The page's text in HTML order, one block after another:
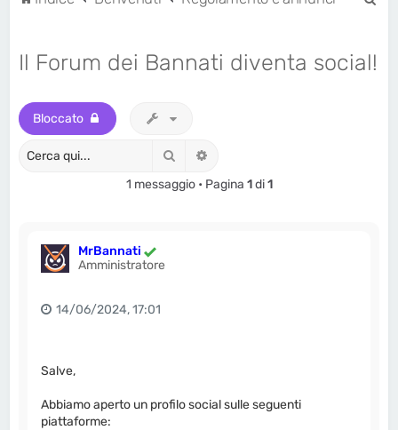
Il Forum dei Bannati diventa social!
Bloccato
Cerca
1 messaggio • Pagina 1di1
MrBannati
Amministratore
14/06/2024, 17:01
Salve,
Abbiamo aperto un profilo social sulle seguenti
piattaforme: